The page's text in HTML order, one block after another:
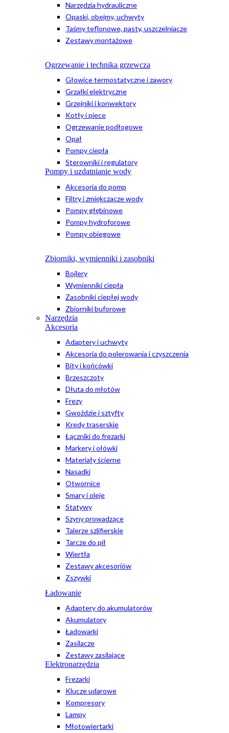
Narzędzia hydrauliczne
Opaski, obejmy, uchwyty
Taśmy teflonowe, pasty, uszczelniacze
Zestawy montażowe
Ogrzewanie i technika grzewcza
Głowice termostatyczne i zawory
Grzałki elektryczne
Grzejniki i konwektory
Kotły i piece
Ogrzewanie podłogowe
Opał
Pompy ciepła
Sterowniki i regulatory
Pompy i uzdatnianie wody
Akcesoria do pomp
Filtry i zmiękczacze wody
Pompy głębinowe
Pompy hydroforowe
Pompy obiegowe
Zbiorniki, wymienniki i zasobniki
Bojlery
Wymienniki ciepła
Zasobniki ciepłej wody
Zbiorniki buforowe
Narzędzia
Akcesoria
Adaptery i uchwyty
Akcesoria do polerowania i czyszczenia
Bity i końcówki
Brzeszczoty
Dłuta do młotów
Frezy
Gwoździe i sztyfty
Kredy traserskie
Łączniki do frezarki
Markery i ołówki
Materiały ścierne
Nasadki
Otwornice
Smary i oleje
Statywy
Szyny prowadzące
Talerze szlifierskie
Tarcze do pił
Wiertła
Zestawy akcesoriów
Zszywki
Ładowanie
Adaptery do akumulatorów
Akumulatory
Ładowarki
Zasilacze
Zestawy zasilające
Elektronarzędzia
Frezarki
Klucze udarowe
Kompresory
Lampy
Młotowiertarki